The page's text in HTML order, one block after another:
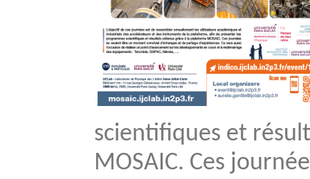
scientifiques et
MOSAIC. Ces